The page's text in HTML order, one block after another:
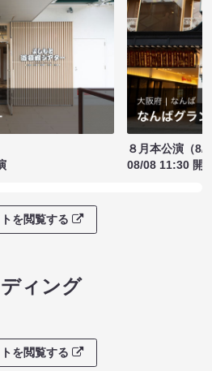
８月本公演（8/
08/08 11:30 開
を閲覧する
ィング
を閲覧する